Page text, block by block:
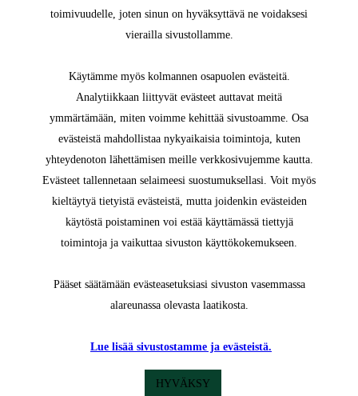
toimivuudelle, joten sinun on hyväksyttävä ne voidaksesi
vierailla sivustollamme.
Käytämme myös kolmannen osapuolen evästeitä.
Analytiikkaan liittyvät evästeet auttavat meitä
ymmärtämään, miten voimme kehittää sivustoamme. Osa
evästeistä mahdollistaa nykyaikaisia toimintoja, kuten
yhteydenoton lähettämisen meille verkkosivujemme kautta.
Evästeet tallennetaan selaimeesi suostumuksellasi. Voit myös
kieltäytyä tietyistä evästeistä, mutta joidenkin evästeiden
käytöstä poistaminen voi estää käyttämässä tiettyjä
toimintoja ja vaikuttaa sivuston käyttökokemukseen.
Pääset säätämään evästeasetuksiasi sivuston vasemmassa
alareunassa olevasta laatikosta.
Lue lisää sivustostamme ja evästeistä.
HYVÄKSY